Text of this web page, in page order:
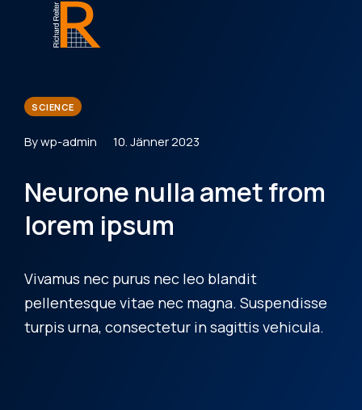
SCIENCE
By wp-admin 10. Jänner 2023
Neurone nulla amet from
lorem ipsum
Vivamus nec purus nec leo blandit
pellentesque vitae nec magna. Suspendisse
turpis urna, consectetur in sagittis vehicula.